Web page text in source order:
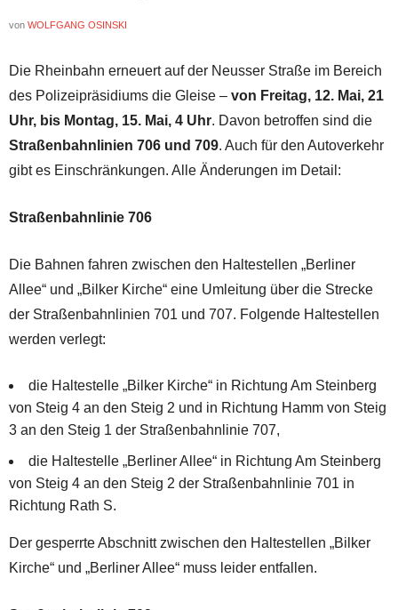
von WOLFGANG OSINSKI
Die Rheinbahn erneuert auf der Neusser Straße im Bereich
des Polizeipräsidiums die Gleise – von Freitag, 12. Mai, 21
Uhr, bis Montag, 15. Mai, 4 Uhr. Davon betroffen sind die
Straßenbahnlinien 706 und 709. Auch für den Autoverkehr
gibt es Einschränkungen. Alle Änderungen im Detail:
Straßenbahnlinie 706
Die Bahnen fahren zwischen den Haltestellen „Berliner
Allee“ und „Bilker Kirche“ eine Umleitung über die Strecke
der Straßenbahnlinien 701 und 707. Folgende Haltestellen
werden verlegt:
die Haltestelle „Bilker Kirche“ in Richtung Am Steinberg
von Steig 4 an den Steig 2 und in Richtung Hamm von Steig
3 an den Steig 1 der Straßenbahnlinie 707,
die Haltestelle „Berliner Allee“ in Richtung Am Steinberg
von Steig 4 an den Steig 2 der Straßenbahnlinie 701 in
Richtung Rath S.
Der gesperrte Abschnitt zwischen den Haltestellen „Bilker
Kirche“ und „Berliner Allee“ muss leider entfallen.